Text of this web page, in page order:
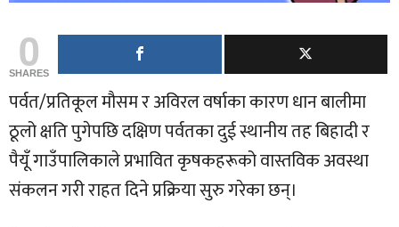
0
SHARES
पर्वत/प्रतिकूल मौसम र अविरल वर्षाका कारण धान बालीमा
ठूलो क्षति पुगेपछि दक्षिण पर्वतका दुई स्थानीय तह बिहादी र
पैयूँ गाउँपालिकाले प्रभावित कृषकहरूको वास्तविक अवस्था
संकलन गरी राहत दिने प्रक्रिया सुरु गरेका छन्।